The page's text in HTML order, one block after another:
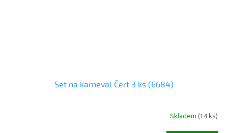
Set na karneval Čert 3 ks (6684)
Skladem (14 ks)